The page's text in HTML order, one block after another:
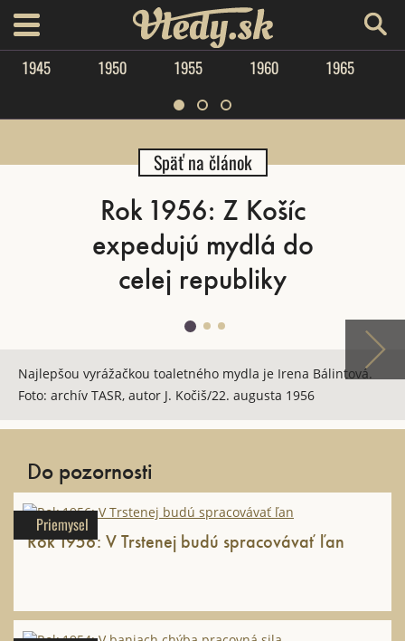
menu Vtedy.sk
1945 1950 1955 1960 1965
Späť na článok
Rok 1956: Z Košíc
expedujú mydlá do
celej republiky
Najlepšou vyrážačkou toaletného mydla je Irena Bálintová.
Foto: archív TASR, autor J. Kočiš/22. augusta 1956
Do pozornosti
Priemysel
Rok 1956: V Trstenej budú spracovávať ľan